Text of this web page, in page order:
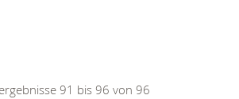
91 bis 96 von 96